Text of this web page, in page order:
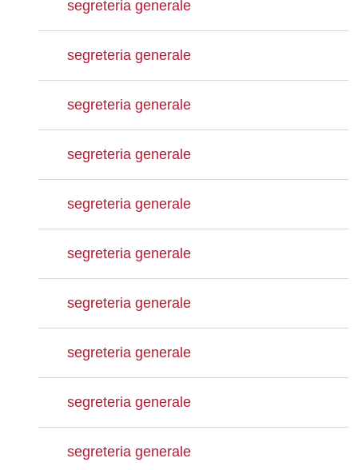
segreteria generale
segreteria generale
segreteria generale
segreteria generale
segreteria generale
segreteria generale
segreteria generale
segreteria generale
segreteria generale
segreteria generale